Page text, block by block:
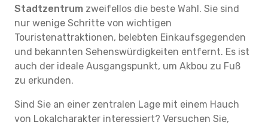
Stadtzentrum zweifellos die beste Wahl. Sie sind
nur wenige Schritte von wichtigen
Touristenattraktionen, belebten Einkaufsgegenden
und bekannten Sehenswürdigkeiten entfernt. Es ist
auch der ideale Ausgangspunkt, um Akbou zu Fuß
zu erkunden.
Sind Sie an einer zentralen Lage mit einem Hauch
von Lokalcharakter interessiert? Versuchen Sie,